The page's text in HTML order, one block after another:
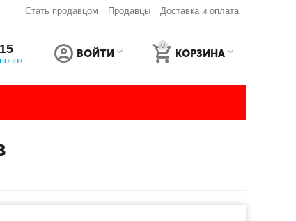
Стать продавцом Продавцы Доставка и оплата
ВОЙТИ
0
КОРЗИНА